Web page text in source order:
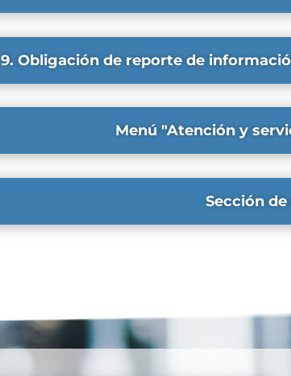
9. Obligación de reporte de
Menú "Atención y
Sección